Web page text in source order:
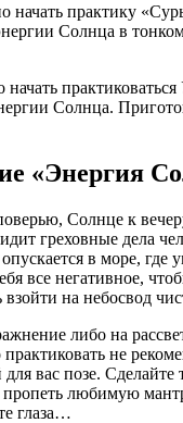
начать практику
Солнца в
Солнца.
«Энергия
Солнце к
греховные дела
в море, где
все негативное,
взойти на небосвод
либо на
практиковать не
вас позе. Сделайте
любимую
глаза…